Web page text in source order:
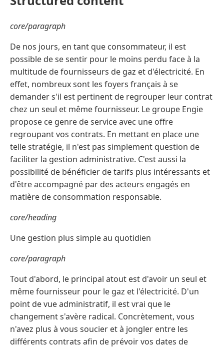
core/paragraph
De nos jours, en tant que consommateur, il est
possible de se sentir pour le moins perdu face à la
multitude de fournisseurs de gaz et d'électricité. En
effet, nombreux sont les foyers français à se
demander s'il est pertinent de regrouper leur contrat
chez un seul et même fournisseur. Le groupe Engie
propose ce genre de service avec une offre
regroupant vos contrats. En mettant en place une
telle stratégie, il n'est pas simplement question de
faciliter la gestion administrative. C'est aussi la
possibilité de bénéficier de tarifs plus intéressants et
d'être accompagné par des acteurs engagés en
matière de consommation responsable.
core/heading
Une gestion plus simple au quotidien
core/paragraph
Tout d'abord, le principal atout est d'avoir un seul et
même fournisseur pour le gaz et l'électricité. D'un
point de vue administratif, il est vrai que le
changement s'avère radical. Concrètement, vous
n'avez plus à vous soucier et à jongler entre les
différents contrats afin de prévoir vos dates de